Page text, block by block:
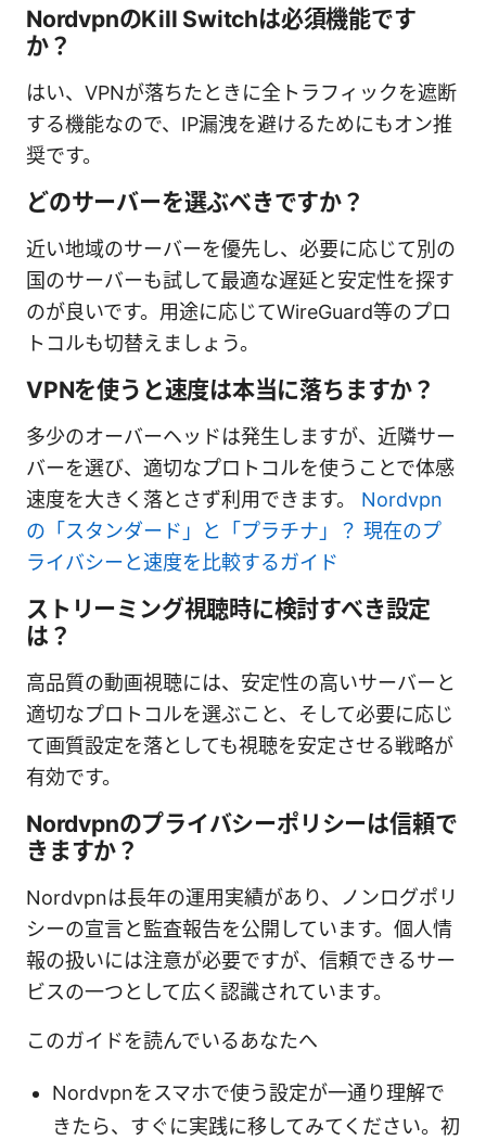
NordvpnのKill Switchは必須機能です
か？
はい、VPNが落ちたときに全トラフィックを遮断
する機能なので、IP漏洩を避けるためにもオン推
奨です。
どのサーバーを選ぶべきですか？
近い地域のサーバーを優先し、必要に応じて別の
国のサーバーも試して最適な遅延と安定性を探す
のが良いです。用途に応じてWireGuard等のプロ
トコルも切替えましょう。
VPNを使うと速度は本当に落ちますか？
多少のオーバーヘッドは発生しますが、近隣サー
バーを選び、適切なプロトコルを使うことで体感
速度を大きく落とさず利用できます。 Nordvpn
の「スタンダード」と「プラチナ」？ 現在のプ
ライバシーと速度を比較するガイド
ストリーミング視聴時に検討すべき設定
は？
高品質の動画視聴には、安定性の高いサーバーと
適切なプロトコルを選ぶこと、そして必要に応じ
て画質設定を落としても視聴を安定させる戦略が
有効です。
Nordvpnのプライバシーポリシーは信頼で
きますか？
Nordvpnは長年の運用実績があり、ノンログポリ
シーの宣言と監査報告を公開しています。個人情
報の扱いには注意が必要ですが、信頼できるサー
ビスの一つとして広く認識されています。
このガイドを読んでいるあなたへ
Nordvpnをスマホで使う設定が一通り理解で
きたら、すぐに実践に移してみてください。初